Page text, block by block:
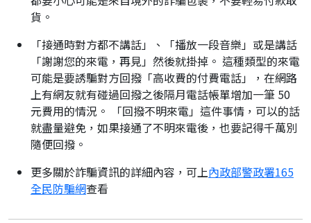
貨。
「接通時對方都不講話」、「播放一段音樂」或是講話
「謝謝您的來電，再見」然後就掛掉。 這種類型的來電
可能是要誘騙對方回撥「高收費的付費電話」，在網路
上有網友就有碰過回撥之後隔月電話帳單增加一筆 50
元費用的情況。 「回撥不明來電」這件事情，可以的話
就盡量避免，如果接通了不明來電後，也要記得千萬別
隨便回撥。
更多關於詐騙資訊的詳細內容，可上內政部警政署165
全民防騙網查看